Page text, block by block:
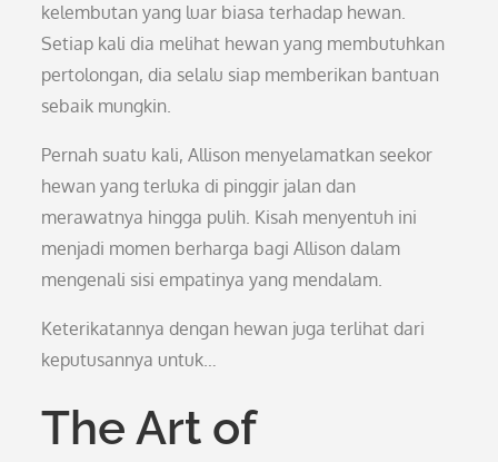
kelembutan yang luar biasa terhadap hewan.
Setiap kali dia melihat hewan yang membutuhkan
pertolongan, dia selalu siap memberikan bantuan
sebaik mungkin.
Pernah suatu kali, Allison menyelamatkan seekor
hewan yang terluka di pinggir jalan dan
merawatnya hingga pulih. Kisah menyentuh ini
menjadi momen berharga bagi Allison dalam
mengenali sisi empatinya yang mendalam.
Keterikatannya dengan hewan juga terlihat dari
keputusannya untuk…
The Art of